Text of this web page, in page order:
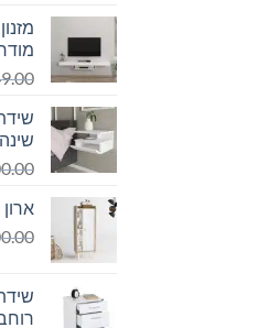
רוחב 40 ס"מ בצבע